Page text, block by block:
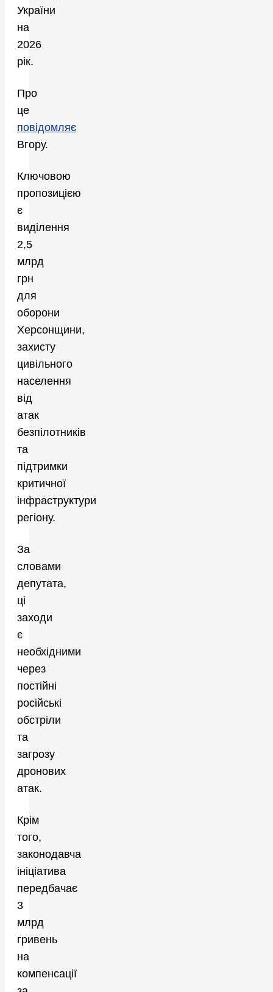
України
на
2026
рік.
Про
це
повідомляє
Вгору.
Ключовою
пропозицією
є
виділення
2,5
млрд
грн
для
оборони
Херсонщини,
захисту
цивільного
населення
від
атак
безпілотників
та
підтримки
критичної
інфраструктури
регіону.
За
словами
депутата,
ці
заходи
є
необхідними
через
постійні
російські
обстріли
та
загрозу
дронових
атак.
Крім
того,
законодавча
ініціатива
передбачає
3
млрд
гривень
на
компенсації